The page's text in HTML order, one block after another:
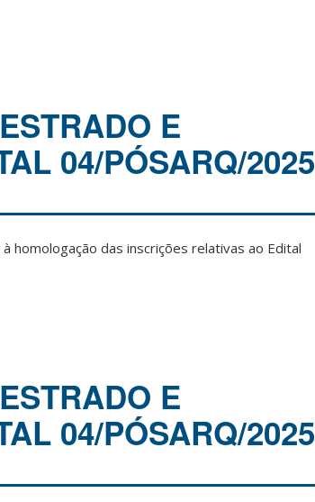
E
04/PÓSARQ/2025
homologação das inscrições relativas ao Edital
E
04/PÓSARQ/2025